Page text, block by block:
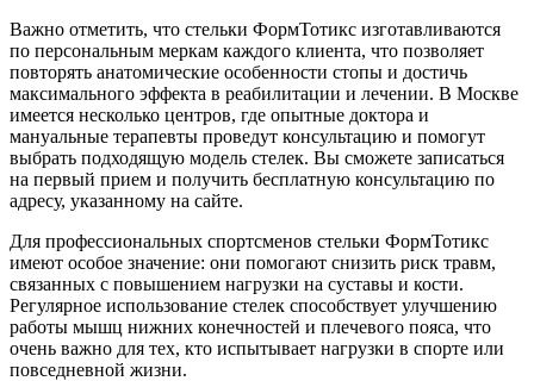
Важно отметить, что стельки ФормТотикс изготавливаются
по персональным меркам каждого клиента, что позволяет
повторять анатомические особенности стопы и достичь
максимального эффекта в реабилитации и лечении. В Москве
имеется несколько центров, где опытные доктора и
мануальные терапевты проведут консультацию и помогут
выбрать подходящую модель стелек. Вы сможете записаться
на первый прием и получить бесплатную консультацию по
адресу, указанному на сайте.
Для профессиональных спортсменов стельки ФормТотикс
имеют особое значение: они помогают снизить риск травм,
связанных с повышением нагрузки на суставы и кости.
Регулярное использование стелек способствует улучшению
работы мышц нижних конечностей и плечевого пояса, что
очень важно для тех, кто испытывает нагрузки в спорте или
повседневной жизни.